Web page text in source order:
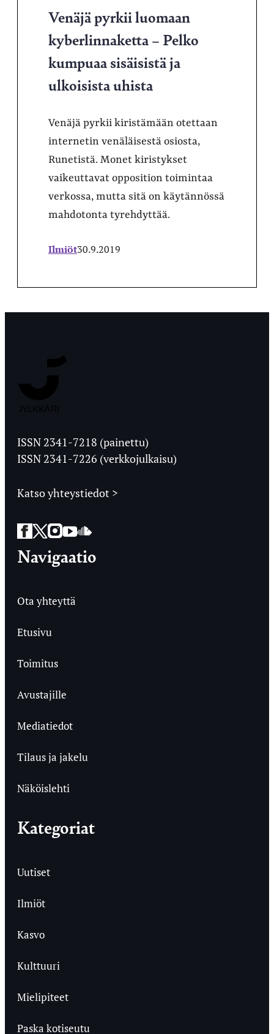
Venäjä pyrkii luomaan
kyberlinnaketta – Pelko
kumpuaa sisäisistä ja
ulkoisista uhista
Venäjä pyrkii kiristämään otettaan
internetin venäläisestä osiosta,
Runetistä. Monet kiristykset
vaikeuttavat opposition toimintaa
verkossa, mutta sitä on käytännössä
mahdotonta tyrehdyttää.
Ilmiöt30.9.2019
Ylioppilaslehti
ISSN 2341-7218 (painettu)
ISSN 2341-7226 (verkkojulkaisu)
Katso yhteystiedot >
Facebook
Twitter
Instagram
YouTube
SoundCloud
Navigaatio
Ota yhteyttä
Etusivu
Toimitus
Avustajille
Mediatiedot
Tilaus ja jakelu
Näköislehti
Kategoriat
Uutiset
Ilmiöt
Kasvo
Kulttuuri
Mielipiteet
Paska kotiseutu